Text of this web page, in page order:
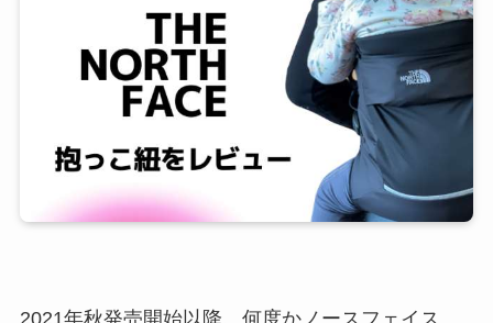
2021年秋発売開始以降、何度かノースフェイス